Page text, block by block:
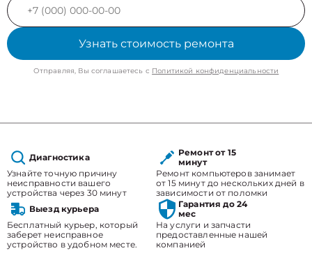
Узнать стоимость ремонта
Отправляя, Вы соглашаетесь с Политикой конфиденциальности
Диагностика
Узнайте точную причину
неисправности вашего
устройства через 30 минут
Ремонт от 15
минут
Ремонт компьютеров занимает
от 15 минут до нескольких дней в
зависимости от поломки
Выезд курьера
Бесплатный курьер, который
заберет неисправное
устройство в удобном месте.
Гарантия до 24
мес
На услуги и запчасти
предоставленные нашей
компанией